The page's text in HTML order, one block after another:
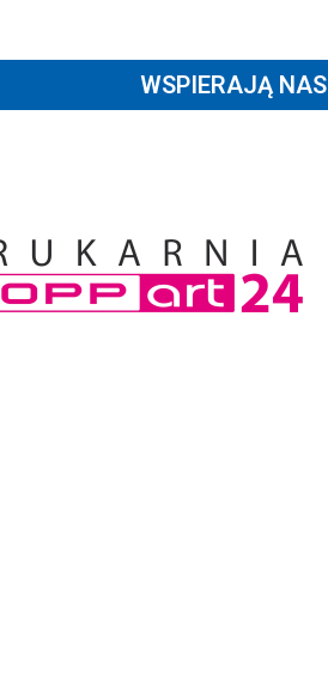
WSPIERAJĄ NAS